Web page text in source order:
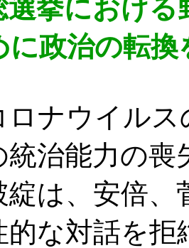
選挙におけ
に政治の転
ナウイルス
統治能力の
綻は、安倍
的な対話を